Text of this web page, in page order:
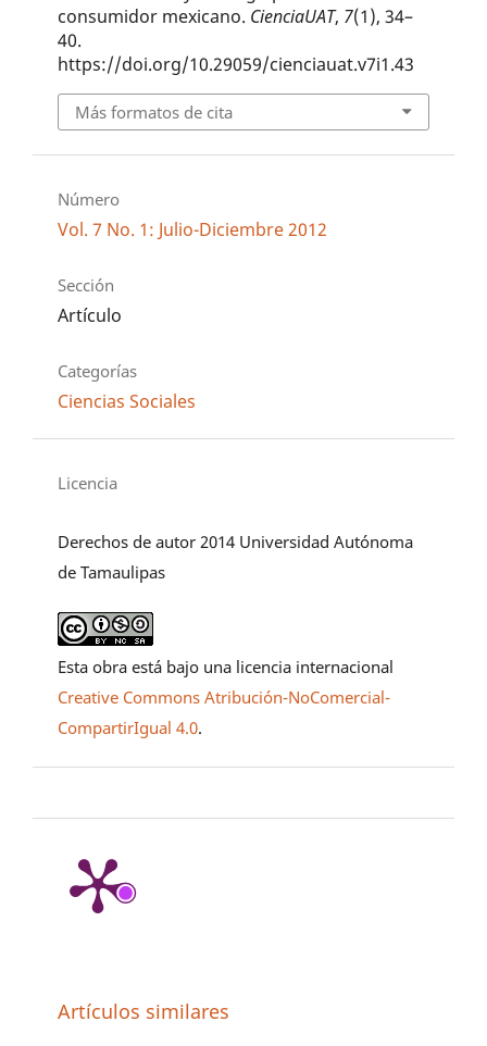
consumidor mexicano. CienciaUAT, 7(1), 34–
40.
https://doi.org/10.29059/cienciauat.v7i1.43
Más formatos de cita
Número
Vol. 7 No. 1: Julio-Diciembre 2012
Sección
Artículo
Categorías
Ciencias Sociales
Licencia
Derechos de autor 2014 Universidad Autónoma
de Tamaulipas
Esta obra está bajo una licencia internacional
Creative Commons Atribución-NoComercial-
CompartirIgual 4.0.
Artículos similares